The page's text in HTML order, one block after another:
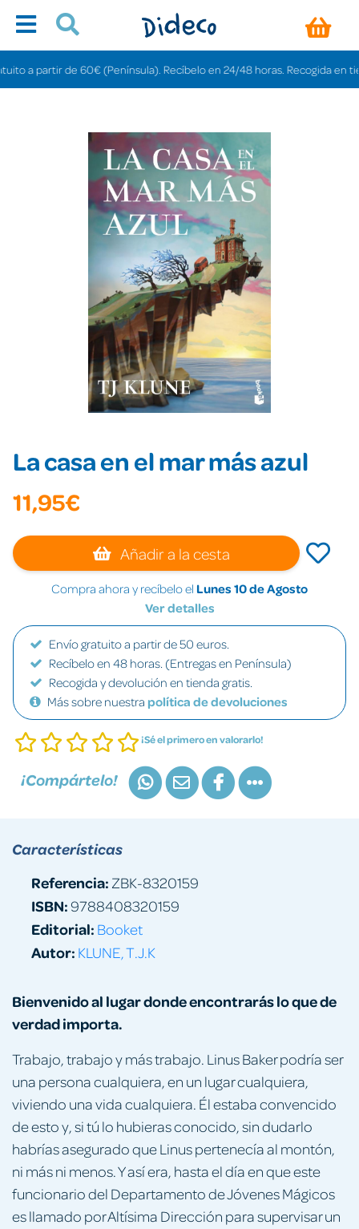
partir de 60€ (Península). Recíbelo en 24/48 horas. Recogida en
La casa en el mar más azul
11,95€
Añadir a la cesta
Compra ahora y recíbelo el Lunes 10 de Agosto
Ver detalles
Envío gratuito a partir de 50 euros.
Recíbelo en 48 horas. (Entregas en Península)
Recogida y devolución en tienda gratis.
Más sobre nuestra política de devoluciones
¡Sé el primero en valorarlo!
¡Compártelo!
Bienvenido al lugar donde encontrarás lo que de
verdad importa.
Trabajo, trabajo y más trabajo. Linus Baker podría ser
una persona cualquiera, en un lugar cualquiera,
viviendo una vida cualquiera. Él estaba convencido
de esto y, si tú lo hubieras conocido, sin dudarlo
habrías asegurado que Linus pertenecía al montón,
ni más ni menos. Y así era, hasta el día en que este
funcionario del Departamento de Jóvenes Mágicos
es llamado por Altísima Dirección para supervisar un
Características
Referencia: ZBK-8320159
ISBN:9788408320159
Editorial: Booket
Autor: KLUNE, T.J.K